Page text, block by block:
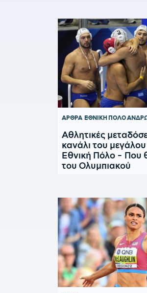
ΑΡΘΡΑ ΕΘΝΙΚΗ ΠΟΛΟ
Αθλητικές
κανάλι του μεγάλου
Εθνική Πόλο - Που
του Ολυμπιακού